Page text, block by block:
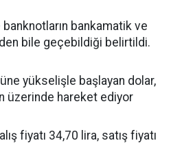
bankamatik ve
bile geçebildiği belirtildi.
yükselişle başlayan dolar,
üzerinde hareket ediyor
fiyatı 34,70 lira, satış fiyatı